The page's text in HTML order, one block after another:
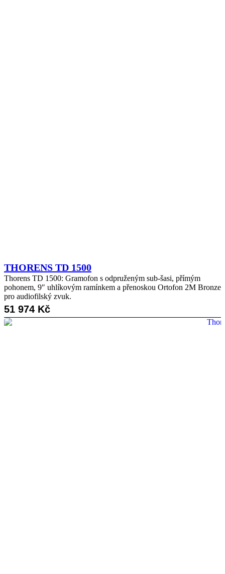
THORENS TD 1500
Thorens TD 1500: Gramofon s odpruženým sub-šasi, přímým
pohonem, 9″ uhlíkovým ramínkem a přenoskou Ortofon 2M Bronze
pro audiofilský zvuk.
51 974 Kč